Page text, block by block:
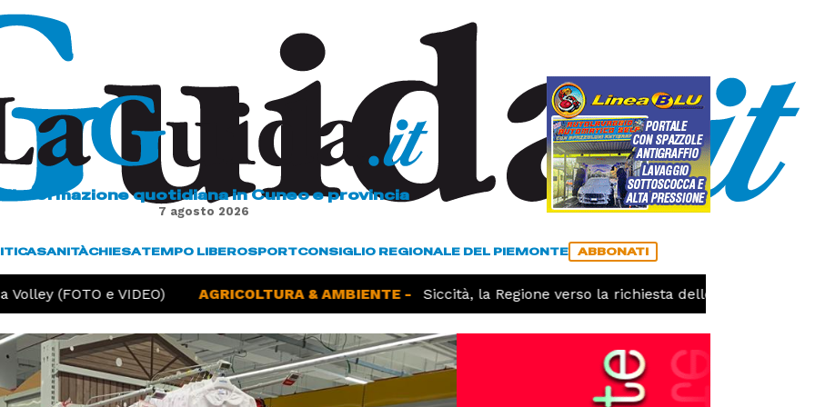
L'informazione quotidiana in Cuneo e provincia
7 agosto 2026
SANITÀCHIESATEMPO LIBEROSPORTCONSIGLIO REGIONALE DEL PIEMONTE ABBONATI
(FOTO e VIDEO) AGRICOLTURA & AMBIENTE - Siccità, la Regione verso la richiesta dello stato di